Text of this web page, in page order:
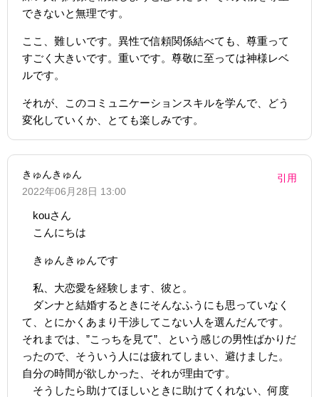
できないと無理です。
ここ、難しいです。異性で信頼関係結べても、尊重って
すごく大きいです。重いです。尊敬に至っては神様レベ
ルです。
それが、このコミュニケーションスキルを学んで、どう
変化していくか、とても楽しみです。
きゅんきゅん
2022年06月28日 13:00
引用
kouさん
こんにちは
きゅんきゅんです
私、大恋愛を経験します、彼と。
ダンナと結婚するときにそんなふうにも思っていなく
て、とにかくあまり干渉してこない人を選んだんです。
それまでは、”こっちを見て”、という感じの男性ばかりだ
ったので、そういう人には疲れてしまい、避けました。
自分の時間が欲しかった、それが理由です。
そうしたら助けてほしいときに助けてくれない、何度